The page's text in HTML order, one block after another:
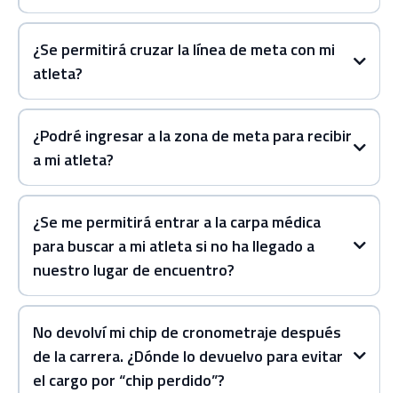
del traje.
5 mm
¿Se permitirá cruzar la línea de meta con mi
atleta?
No se permite que amigos y/o familiares crucen la
línea de meta o entren a la zona de meta con los
atletas participantes.
¿Podré ingresar a la zona de meta para recibir
a mi atleta?
no se
permitirá el acceso a espectadores.
¿Se me permitirá entrar a la carpa médica
para buscar a mi atleta si no ha llegado a
nuestro lugar de encuentro?
no
se permitirá la entrada de espectadores.
No devolví mi chip de cronometraje después
de la carrera. ¿Dónde lo devuelvo para evitar
el cargo por “chip perdido”?